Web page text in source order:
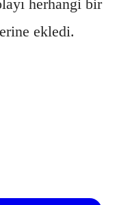
herhangi bir
ekledi.